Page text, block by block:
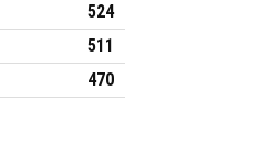
524
511
470